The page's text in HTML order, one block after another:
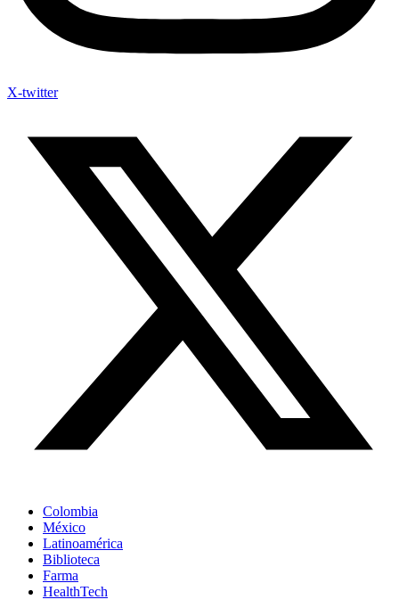
X-twitter
Colombia
México
Latinoamérica
Biblioteca
Farma
HealthTech